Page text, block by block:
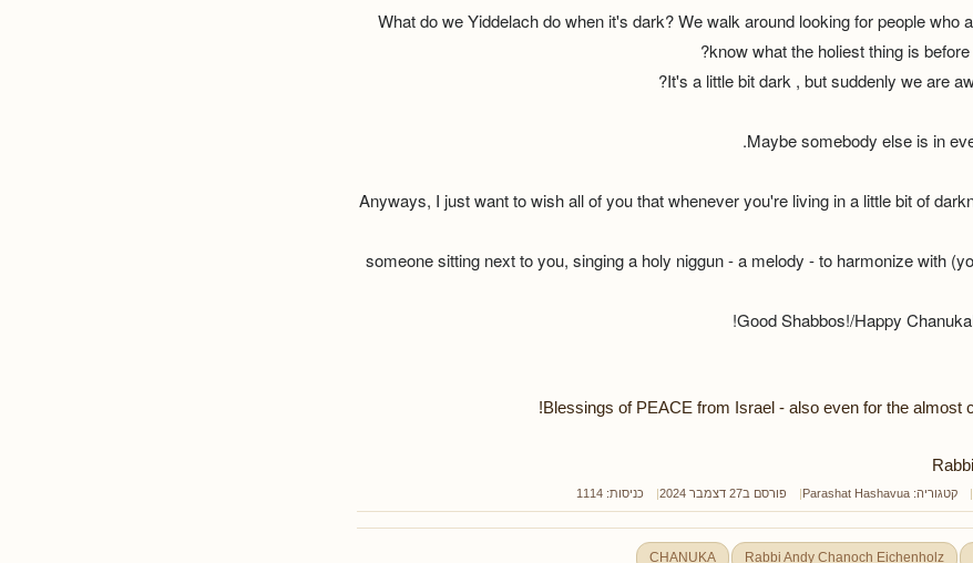
What do we Yiddelach do when it's dark? We walk around looking for people who
know what the holiest thing is before
Maybe somebody else is in
Anyways, I just want to wish all of you that whenever you're living in a little bit of
someone sitting next to you, singing a holy niggun - a melody - to harmonize with
Good Shabbos!/Happy
Blessings of PEACE from Israel - also even for the almost
קטגוריה: Parashat Hashavua פורסם ב27 דצמבר 2024 כניסות: 1114
Rabbi Andy Chanoch Eichenholz
CHANUKA